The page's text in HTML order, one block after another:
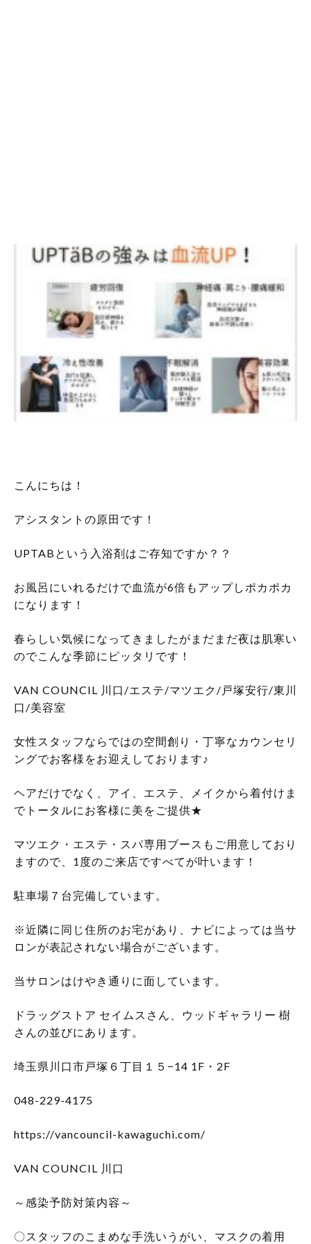
こんにちは！
アシスタントの原田です！
UPTABという入浴剤はご存知ですか？？
お風呂にいれるだけで血流が6倍もアップしポカポカ
になります！
春らしい気候になってきましたがまだまだ夜は肌寒い
のでこんな季節にピッタリです！
VAN COUNCIL 川口 /エステ/マツエク / 戸塚安行/東川
口 /美容室
女性スタッフならではの空間創り・丁寧なカウンセリ
ングでお客様をお迎えしております♪
ヘアだけでなく、アイ、エステ、メイクから着付けま
でトータルにお客様に美をご提供★
マツエク・エステ・スパ専用ブースもご用意しており
ますので、 1 度のご来店ですべてが叶います！
駐車場７台完備しています。
※近隣に同じ住所のお宅があり、ナビによっては当サ
ロンが表記されない場合がございます。
当サロンはけやき通りに面しています。
ドラッグストア セイムスさん、ウッドギャラリー 樹
さんの並びにあります。
埼玉県川口市戸塚６丁目１５ −14 1F ・ 2F
048-229-4175
https://vancouncil-kawaguchi.com/
VAN COUNCIL 川口
～感染予防対策内容～
〇スタッフのこまめな手洗いうがい、マスクの着用